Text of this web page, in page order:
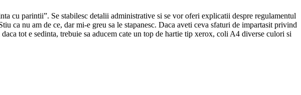
cu parintii”. Se stabilesc detalii administrative si se vor oferi explicatii despre regulamentul
ca nu am de ce, dar mi-e greu sa le stapanesc. Daca aveti ceva sfaturi de impartasit privind
tot e sedinta, trebuie sa aducem cate un top de hartie tip xerox, coli A4 diverse culori si